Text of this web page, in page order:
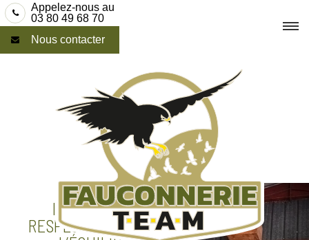
Skip
to
content
Appelez-nous au
03 80 49 68 70
Nous contacter
PERFORMANCE
INDUSTRIELLE ET
RESPECT DU VIVANT :